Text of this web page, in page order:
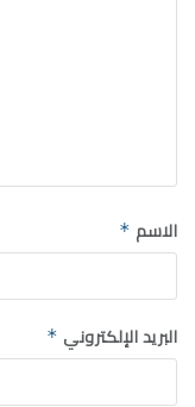
الاسم *
البريد الإلكتروني *